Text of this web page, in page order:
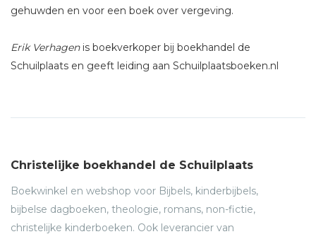
gehuwden en voor een boek over vergeving.
Erik Verhagen is boekverkoper bij boekhandel de
Schuilplaats en geeft leiding aan Schuilplaatsboeken.nl
Christelijke boekhandel de Schuilplaats
Boekwinkel en webshop voor Bijbels, kinderbijbels,
bijbelse dagboeken, theologie, romans, non-fictie,
christelijke kinderboeken. Ook leverancier van